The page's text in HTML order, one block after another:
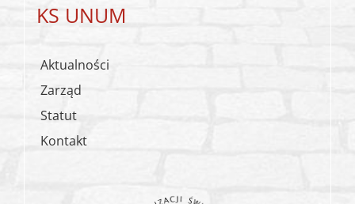
KS UNUM
Aktualności
Zarząd
Statut
Kontakt